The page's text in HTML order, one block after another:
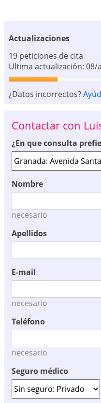
Actualizaciones
19 peticiones de cita
Ultima actualización: 08/
¿Datos incorrectos?
Contactar con
¿En que consulta
Nombre
necesario
Apellidos
E-mail
necesario
Teléfono
necesario
Seguro médico